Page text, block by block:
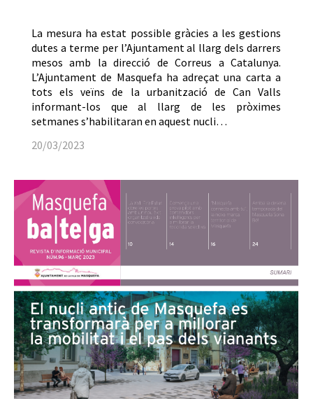
La mesura ha estat possible gràcies a les gestions
dutes a terme per l’Ajuntament al llarg dels darrers
mesos amb la direcció de Correus a Catalunya.
L’Ajuntament de Masquefa ha adreçat una carta a
tots els veïns de la urbanització de Can Valls
informant-los que al llarg de les pròximes
setmanes s’habilitaran en aquest nucli…
20/03/2023